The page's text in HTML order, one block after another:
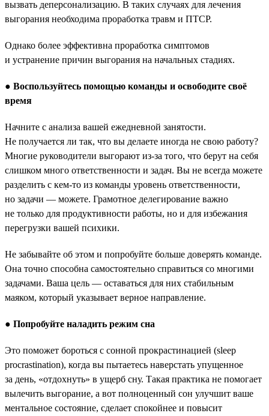
вызвать деперсонализацию. В таких случаях для лечения
выгорания необходима проработка травм и ПТСР.
Однако более эффективна проработка симптомов
и устранение причин выгорания на начальных стадиях.
● Воспользуйтесь помощью команды и освободите своё
время
Начните с анализа вашей ежедневной занятости.
Не получается ли так, что вы делаете иногда не свою работу?
Многие руководители выгорают из-за того, что берут на себя
слишком много ответственности и задач. Вы не всегда можете
разделить с кем-то из команды уровень ответственности,
но задачи — можете. Грамотное делегирование важно
не только для продуктивности работы, но и для избежания
перегрузки вашей психики.
Не забывайте об этом и попробуйте больше доверять команде.
Она точно способна самостоятельно справиться со многими
задачами. Ваша цель — оставаться для них стабильным
маяком, который указывает верное направление.
● Попробуйте наладить режим сна
Это поможет бороться с сонной прокрастинацией (sleep
procrastination), когда вы пытаетесь наверстать упущенное
за день, «отдохнуть» в ущерб сну. Такая практика не помогает
вылечить выгорание, а вот полноценный сон улучшит ваше
ментальное состояние, сделает спокойнее и повысит